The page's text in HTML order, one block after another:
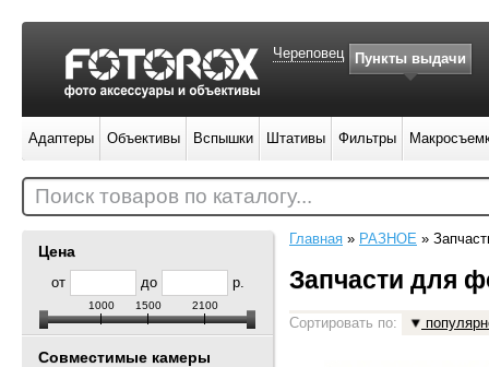
Цена
от до р.
1000 1500 2100
Совместимые камеры
Главная » РАЗНОЕ »
Запчасти для
Сортировать по:
Череповец Пункты выдачи
Адаптеры Объективы Вспышки Штативы Фильтры
Поиск товаров по каталогу...